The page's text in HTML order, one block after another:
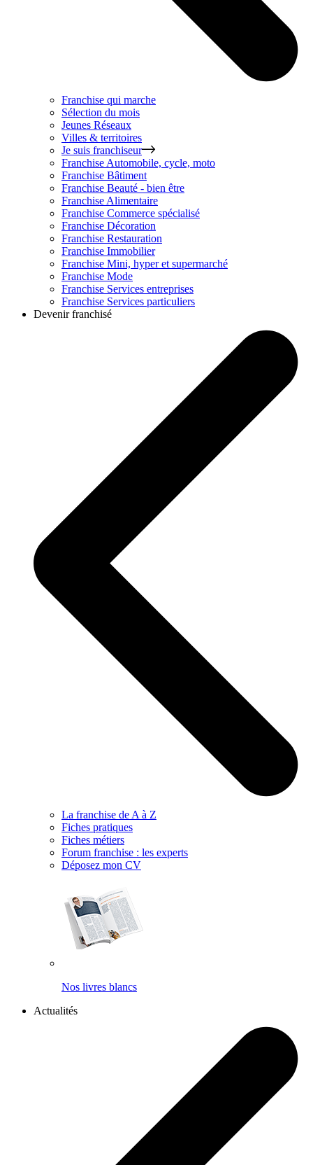
Franchise qui marche
Sélection du mois
Jeunes Réseaux
Villes & territoires
Je suis franchiseur
Franchise Automobile, cycle, moto
Franchise Bâtiment
Franchise Beauté - bien être
Franchise Alimentaire
Franchise Commerce spécialisé
Franchise Décoration
Franchise Restauration
Franchise Immobilier
Franchise Mini, hyper et supermarché
Franchise Mode
Franchise Services entreprises
Franchise Services particuliers
Devenir franchisé
La franchise de A à Z
Fiches pratiques
Fiches métiers
Forum franchise : les experts
Déposez mon CV
Nos livres blancs
Actualités